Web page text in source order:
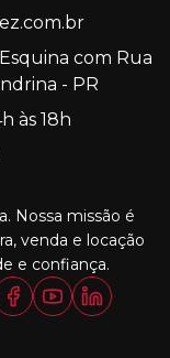
com Rua
- PR
às 18h
Nossa missão é
venda e locação
e confiança.